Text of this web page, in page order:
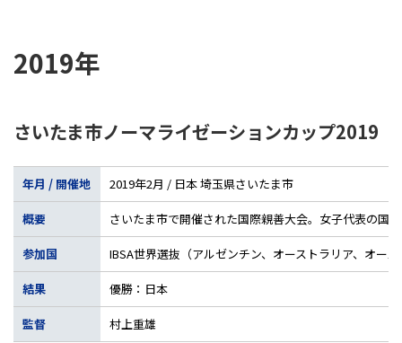
2019年
さいたま市ノーマライゼーションカップ2019
年月 / 開催地 2019年2月 / 日本 埼玉県さいたま市
概要 さいたま市で開催された国際親善大会。女子代表の国
参加国 IBSA世界選抜（アルゼンチン、オーストラリア、オー
結果 優勝：日本
監督 村上重雄